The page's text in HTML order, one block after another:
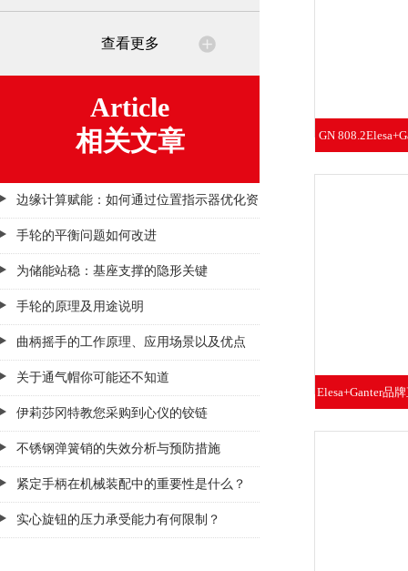
查看更多
Article
相关文章
边缘计算赋能：如何通过位置指示器优化资
产追踪与预测性维护
手轮的平衡问题如何改进
为储能站稳：基座支撑的隐形关键
手轮的原理及用途说明
曲柄摇手的工作原理、应用场景以及优点
关于通气帽你可能还不知道
伊莉莎冈特教您采购到心仪的铰链
不锈钢弹簧销的失效分析与预防措施
紧定手柄在机械装配中的重要性是什么？
实心旋钮的压力承受能力有何限制？
GN
Elesa+Ganter品